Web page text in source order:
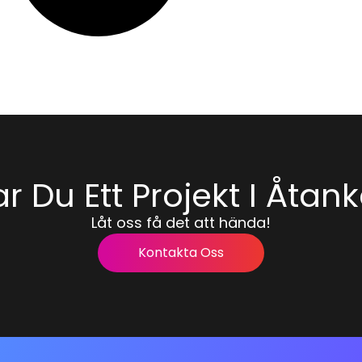
Du Ett Projekt I
Låt oss få det att hända!
Kontakta Oss